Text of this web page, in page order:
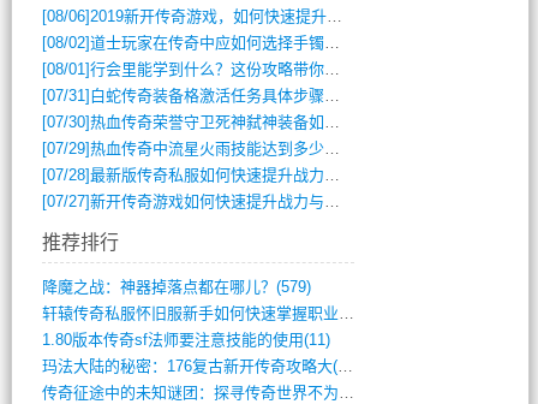
[08/06]2019新开传奇游戏，如何快速提升角色等级？
[08/02]道士玩家在传奇中应如何选择手镯装备？
[08/01]行会里能学到什么？这份攻略带你全掌握
[07/31] 白蛇传奇装备格激活任务具体步骤是什么？如何完成？
[07/30]热血传奇荣誉守卫死神弑神装备如何获取与佩戴攻略？
[07/29]热血传奇中流星火雨技能达到多少级可以开始练装备？
[07/28]最新版传奇私服如何快速提升战力与获取稀有装备？
[07/27]新开传奇游戏如何快速提升战力与获取稀有装备？
推荐排行
降魔之战：神器掉落点都在哪儿？(579)
轩辕传奇私服怀旧服新手如何快速掌握职业选(993)
1.80版本传奇sf法师要注意技能的使用(11)
玛法大陆的秘密：176复古新开传奇攻略大(486)
传奇征途中的未知谜团：探寻传奇世界不为人(595)